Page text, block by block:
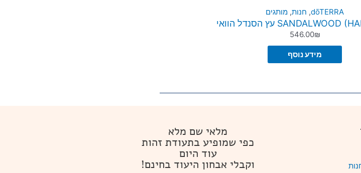
dōTERRA
, חנות, מותגים
546.00₪
מידע נוסף
מלאי שם מלא
כפי שמופיע בתעודת זהות
עוד היום
וקבלי אבחון היעוד בחינם!